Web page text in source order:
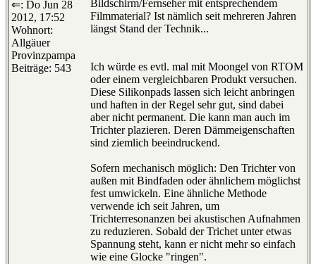
⇐: Do Jun 28
2012, 17:52
Wohnort:
Allgäuer
Provinzpampa
Beiträge: 543
Bildschirm/Fernseher mit entsprechendem
Filmmaterial? Ist nämlich seit mehreren Jahren
längst Stand der Technik...
Ich würde es evtl. mal mit Moongel von RTOM
oder einem vergleichbaren Produkt versuchen.
Diese Silikonpads lassen sich leicht anbringen
und haften in der Regel sehr gut, sind dabei
aber nicht permanent. Die kann man auch im
Trichter plazieren. Deren Dämmeigenschaften
sind ziemlich beeindruckend.
Sofern mechanisch möglich: Den Trichter von
außen mit Bindfaden oder ähnlichem möglichst
fest umwickeln. Eine ähnliche Methode
verwende ich seit Jahren, um
Trichterresonanzen bei akustischen Aufnahmen
zu reduzieren. Sobald der Trichet unter etwas
Spannung steht, kann er nicht mehr so einfach
wie eine Glocke "ringen".